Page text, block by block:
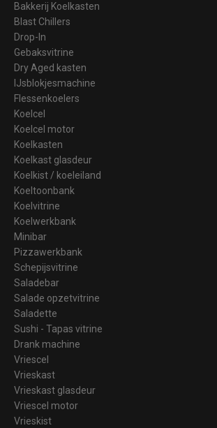
Bakkerij Koelkasten
Blast Chillers
Drop-In
Gebaksvitrine
Dry Aged kasten
IJsblokjesmachine
Flessenkoelers
Koelcel
Koelcel motor
Koelkasten
Koelkast glasdeur
Koelkist / koeleiland
Koeltoonbank
Koelvitrine
Koelwerkbank
Minibar
Pizzawerkbank
Schepijsvitrine
Saladebar
Salade opzetvitrine
Saladette
Sushi - Tapas vitrine
Drank machine
Vriescel
Vrieskast
Vrieskast glasdeur
Vriescel motor
Vrieskist